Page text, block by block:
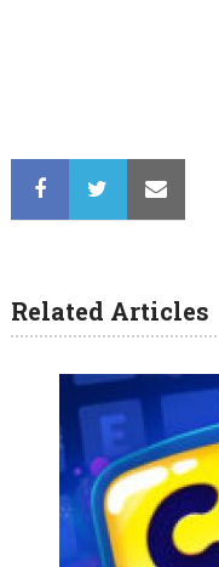
Related Articles